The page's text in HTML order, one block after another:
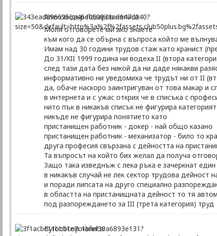
Александър Лазаров написа:
Моля отговорете ми ако знаете
към кого да се обърна с въпроса който ме
Имам над 30 години трудов стаж като кранист
До 31/XII 1999 година ни водеха II (втора
след тази дата без никой да ни даде някакви
информативно ни уведомиха че трудът ни от II
да, обаче наскоро заинтригуван от това макар и
в интернета и с ужас открих че в списъка с
нито пък в никакъв списък не фигурира
никъде не фигурира понятието като
пристанищен работник - докер - най общо казано
пристанищен работник - механизатор - било то
друга професия свързана с дейността на
Та въпросът на който бих желал да получа
Защо така изведнъж с лека ръка е зачеркнат един
в никакъв случай не лек сектор трудова дейност
и поради липсата на друго специално
в областта на пристанищната дейност то тя
под разпореждането за III (трета категория) труд
Byrobocop написа: